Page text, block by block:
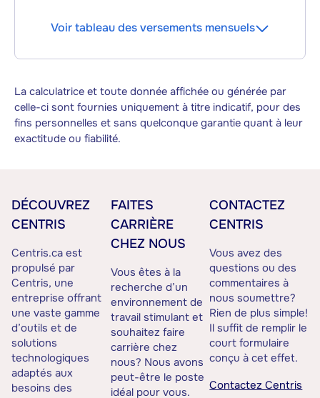
Voir tableau des versements mensuels
La calculatrice et toute donnée affichée ou générée par
celle-ci sont fournies uniquement à titre indicatif, pour des
fins personnelles et sans quelconque garantie quant à leur
exactitude ou fiabilité.
DÉCOUVREZ
CENTRIS
Centris.ca est
propulsé par
Centris, une
entreprise offrant
une vaste gamme
d’outils et de
solutions
technologiques
adaptés aux
besoins des
FAITES
CARRIÈRE
CHEZ NOUS
Vous êtes à la
recherche d’un
environnement de
travail stimulant et
souhaitez faire
carrière chez
nous? Nous avons
peut-être le poste
idéal pour vous.
CONTACTEZ
CENTRIS
Vous avez des
questions ou des
commentaires à
nous soumettre?
Rien de plus simple!
Il suffit de remplir le
court formulaire
conçu à cet effet.
Contactez Centris